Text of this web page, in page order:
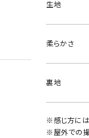
生地
柔らかさ
裏地
※感じ方には
※屋外での撮